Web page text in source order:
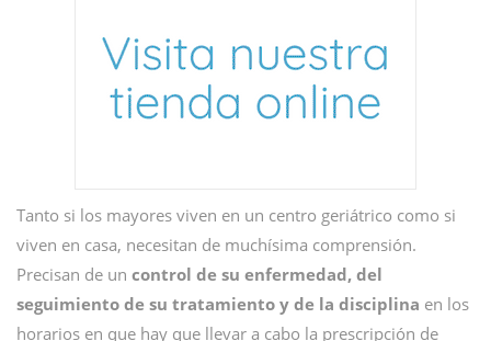
Tanto si los mayores viven en un centro geriátrico como si
viven en casa, necesitan de muchísima comprensión.
Precisan de un control de su enfermedad, del
seguimiento de su tratamiento y de la disciplina en los
horarios en que hay que llevar a cabo la prescripción de